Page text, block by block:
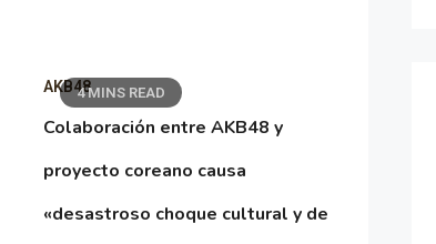
4 MINS READ
AKB48
Colaboración entre AKB48 y
proyecto coreano causa
«desastroso choque cultural y de